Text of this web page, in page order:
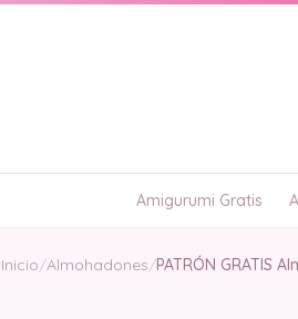
Amigurumi Gratis
Inicio/Almohadones/PATRÓN GRATIS